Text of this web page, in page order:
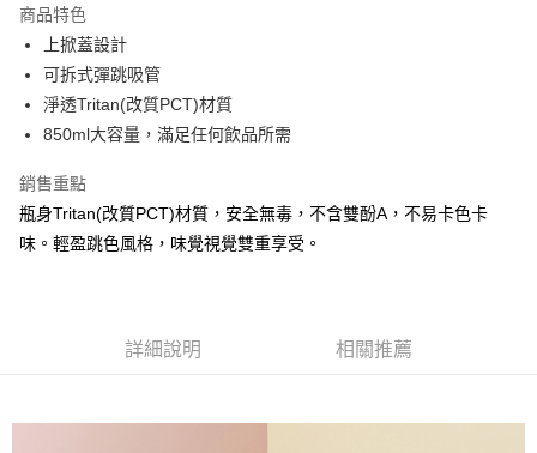
1.分期款項不併入電信帳單，「大哥付你分期」於每月結算日後寄送繳費提
醒簡訊。
2.透過簡訊連結打開帳單後，可選擇「超商條碼／台灣大直營門市／銀行轉
帳／街口支付／iPASS MONEY」等通路繳費。
【注意事項】
用戶於交易時，得透過本服務購買商品或服務，並由商店將買賣／分期付款
買賣價金債權讓與本公司後，依約使用本公司帳單繳交帳款。
2.基於同意付款使用「大哥付你分期」之契約關係目的，商店將以您的個人
資料（包含姓名、電話或地址）提供予台灣大哥大進項蒐集、處理及利用，
每筆NT$80，滿NT$888(含以上)免運費
宅配
每筆NT$120，滿NT$1,000(含以上)免運費
每筆NT$80，滿NT$500(含以上)免運費
商品特色
上掀蓋設計
可拆式彈跳吸管
淨透Tritan(改質PCT)材質
850ml大容量，滿足任何飲品所需
銷售重點
瓶身Tritan(改質PCT)材質，安全無毒，不含雙酚A，不易卡色卡
味。輕盈跳色風格，味覺視覺雙重享受。
詳細說明 相關推薦